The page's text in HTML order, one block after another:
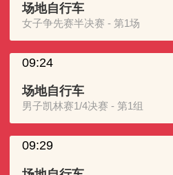
场地自行车
女子争先赛半决赛 - 第1场
09:24
场地自行车
男子凯林赛1/4决赛 - 第1组
09:29